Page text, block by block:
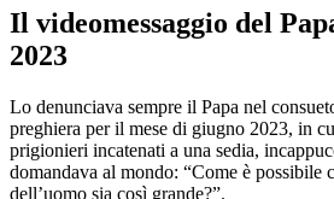
Il videomessaggio del
2023
Lo denunciava sempre il Papa nel
preghiera per il mese di giugno 2023, in
prigionieri incatenati a una sedia,
domandava al mondo: “Come è possibile
dell’uomo sia così grande?”.